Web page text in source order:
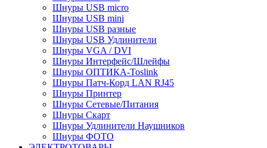
Шнуры USB micro
Шнуры USB mini
Шнуры USB разные
Шнуры USB Удлинители
Шнуры VGA / DVI
Шнуры Интерфейс/Шлейфы
Шнуры ОПТИКА-Toslink
Шнуры Патч-Корд LAN RJ45
Шнуры Принтер
Шнуры Сетевые/Питания
Шнуры Скарт
Шнуры Удлинители Наушников
Шнуры ФОТО